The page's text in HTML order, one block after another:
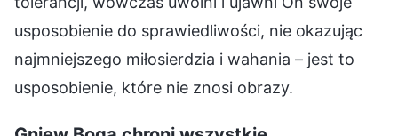
usposobienie do sprawiedliwości, nie okazując
najmniejszego miłosierdzia i wahania – jest to
usposobienie, które nie znosi obrazy.